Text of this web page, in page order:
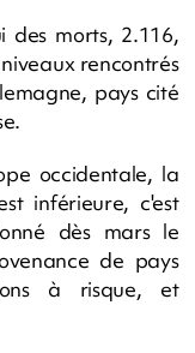
des morts, 2.116,
rencontrés
pays cité
occidentale, la
inférieure, c'est
dès mars le
de pays
à risque, et